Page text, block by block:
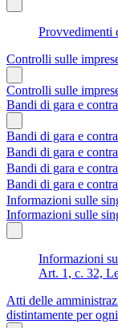
Provvedimenti
Controlli sulle
Controlli sulle
Bandi di gara e
Bandi di gara e
Bandi di gara e
Bandi di gara e
Bandi di gara e
Informazioni sulle
Informazioni sulle
Informazioni
Art. 1, c. 32,
Atti delle
distintamente per